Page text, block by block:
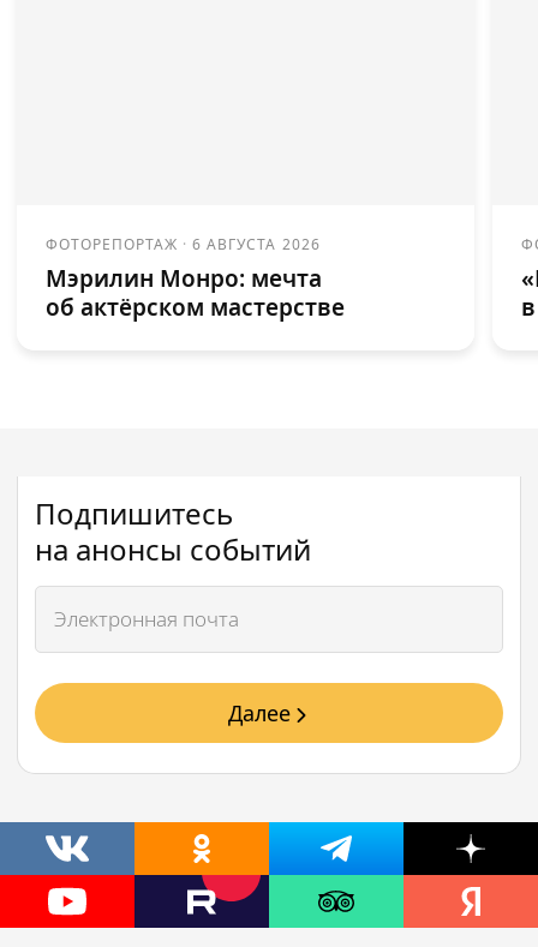
ФОТОРЕПОРТАЖ ·6 АВГУСТА 2026
Мэрилин Монро: мечта
об актёрском мастерстве
Подпишитесь
на анонсы событий
Далее